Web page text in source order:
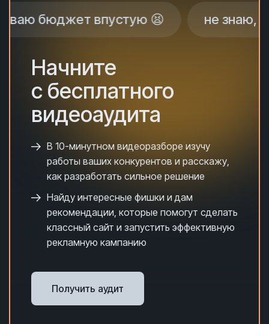
впустую 😫 не знаю, почему
Начните
с бесплатного
видеоаудита
В 10-минутном видеоразборе изучу
работы ваших конкурентов и расскажу,
как разработать сильное решение
Найду интересные фишки и дам
рекомендации, которые помогут сделать
классный сайт и запустить эффективную
рекламную кампанию
Получить аудит